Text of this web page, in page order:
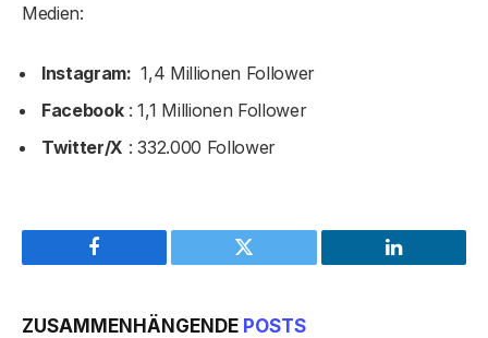
Medien:
Instagram: 1,4 Millionen Follower
Facebook: 1,1 Millionen Follower
Twitter/X : 332.000 Follower
Facebook Twitter LinkedIn
ZUSAMMENHÄNGENDE POSTS